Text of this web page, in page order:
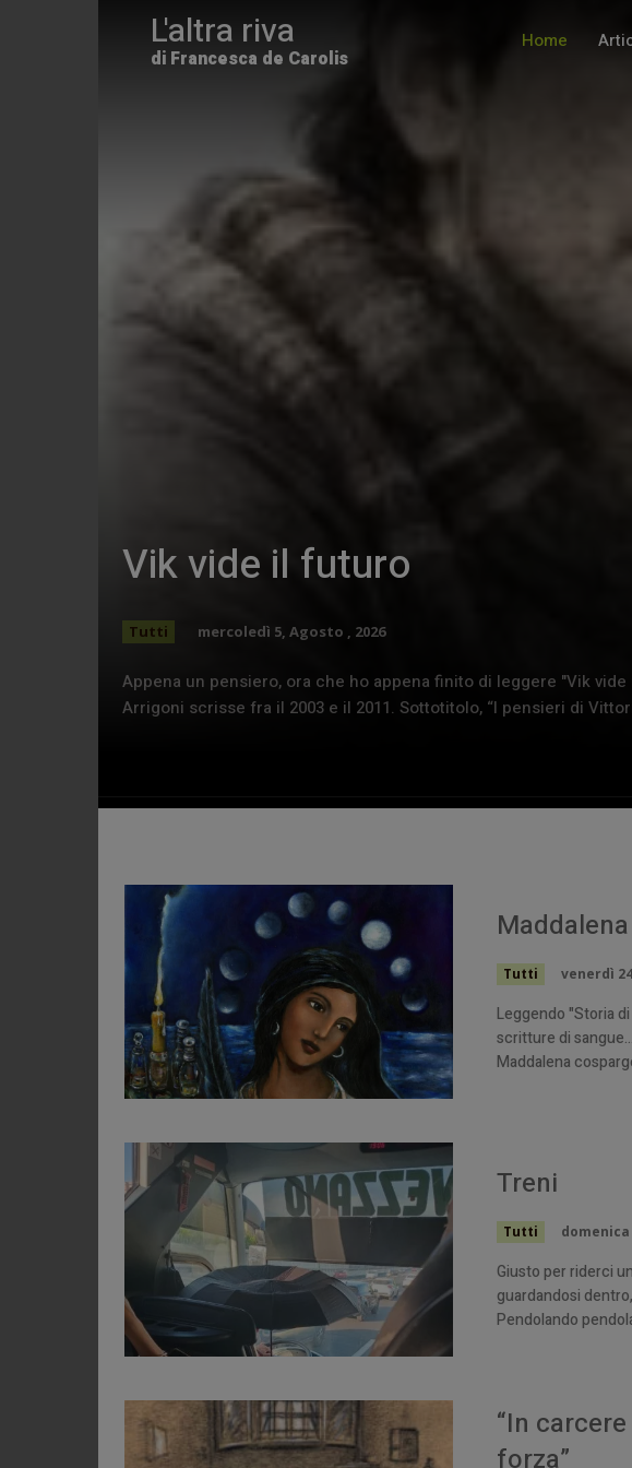
L'altra riva
di Francesca de Carolis
Home
Vik vide il futuro
Tutti mercoledì 5, Agosto , 2026
Appena un pensiero, ora che ho appena finito di leggere "Vik
Arrigoni scrisse fra il 2003 e il 2011. Sottotitolo, “I pensieri di
Maddalena
Tutti venerdì
Leggendo "Storia
scritture di
Treni
Tutti domenica
Giusto per riderci
guardandosi dentro,
Pendolando
“In
forza”